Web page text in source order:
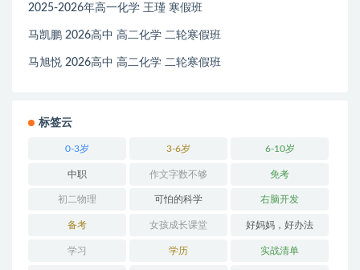
2025-2026年高一化学 王瑾 寒假班
马凯鹏 2026高中 高二化学 二轮寒假班
马旭悦 2026高中 高二化学 二轮寒假班
标签云
0-3岁 3-6岁 6-10岁
中职 作文字数不够 免考
初二物理 可怕的科学 右脑开发
备考 女孩成长课堂 好妈妈，好办法
学习 学历 实战清单